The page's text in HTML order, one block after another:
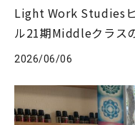
Light Work Studies
ル21期Middleクラス
2026/06/06